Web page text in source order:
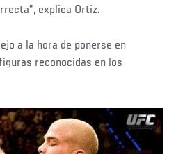
explica Ortiz.
a la hora de ponerse en
reconocidas en los